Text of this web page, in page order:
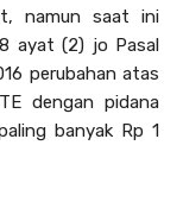
namun saat ini
ayat (2) jo Pasal
perubahan atas
dengan pidana
banyak Rp 1